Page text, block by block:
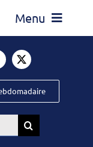
Menu